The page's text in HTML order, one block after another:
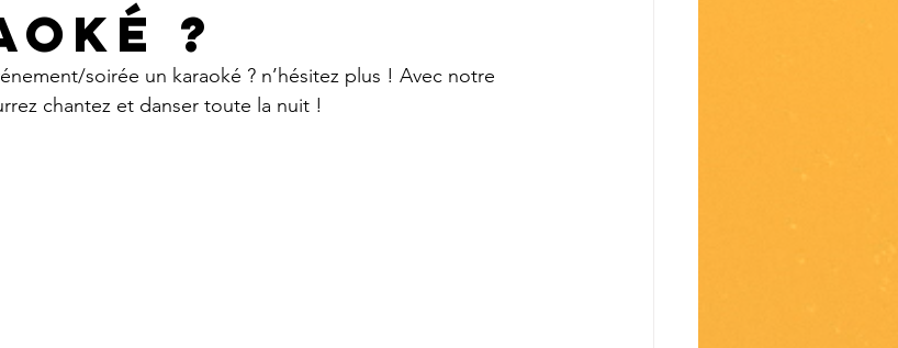
?
soirée un karaoké ? n’hésitez plus ! Avec notre
chantez et danser toute la nuit !